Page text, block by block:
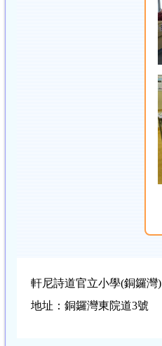
軒尼詩道官立小學(銅鑼灣)
地址：銅鑼灣東院道3號